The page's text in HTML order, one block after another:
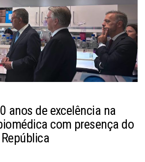
anos de excelência na
com presença do